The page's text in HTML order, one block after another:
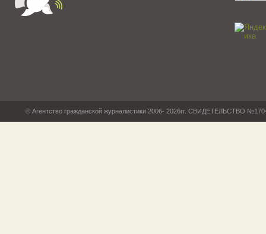
© Агентство гражданской журналистики 2006- 2026гг. СВИДЕТЕЛЬСТВО